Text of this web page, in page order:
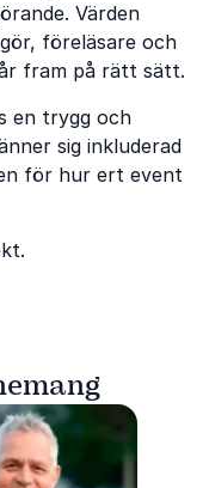
Värden
föreläsare och
fram på rätt sätt.
en trygg och
sig inkluderad
för hur ert event